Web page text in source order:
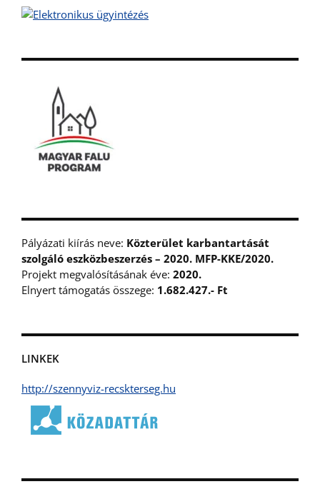
Pályázati kiírás neve: Közterület karbantartását
szolgáló eszközbeszerzés – 2020. MFP-KKE/2020.
Projekt megvalósításának éve: 2020.
Elnyert támogatás összege: 1.682.427.- Ft
LINKEK
http://szennyviz-recskterseg.hu